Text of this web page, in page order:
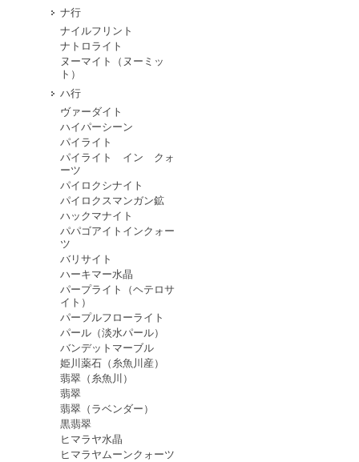
ナ行
ナイルフリント
ナトロライト
ヌーマイト（ヌーミッ
ト）
ハ行
ヴァーダイト
ハイパーシーン
パイライト
パイライト イン クォ
ーツ
パイロクシナイト
パイロクスマンガン鉱
ハックマナイト
パパゴアイトインクォー
ツ
バリサイト
ハーキマー水晶
パープライト（ヘテロサ
イト）
パープルフローライト
パール（淡水パール）
バンデットマーブル
姫川薬石（糸魚川産）
翡翠（糸魚川）
翡翠
翡翠（ラベンダー）
黒翡翠
ヒマラヤ水晶
ヒマラヤムーンクォーツ